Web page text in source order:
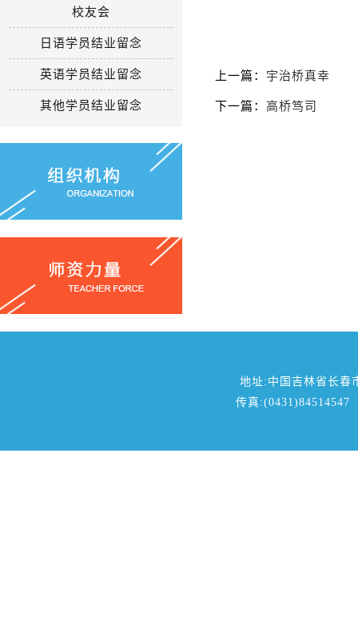
校友会
日语学员结业留念
英语学员结业留念
其他学员结业留念
上一篇： 宇治桥真幸
下一篇： 高桥笃司
地址:中国吉林省长春
传真